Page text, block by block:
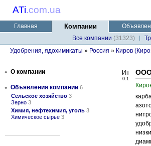
ATi.com.ua
Главная Компании
Все компании (31323)
Удобрения, ядохимикаты » Россия » Киров
• О компании
• Объявления компании 6
Сельское хозяйство 3
Зерно 3
Химия, нефтехимия, уголь 3
Химическое сырье 3
0.1